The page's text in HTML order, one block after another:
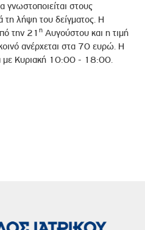
γνωστοποιείται στους
τη λήψη του δείγματος. Η
την 21 η Αυγούστου και η τιμή
ανέρχεται στα 70 ευρώ. Η
με Κυριακή 10:00 - 18:00.